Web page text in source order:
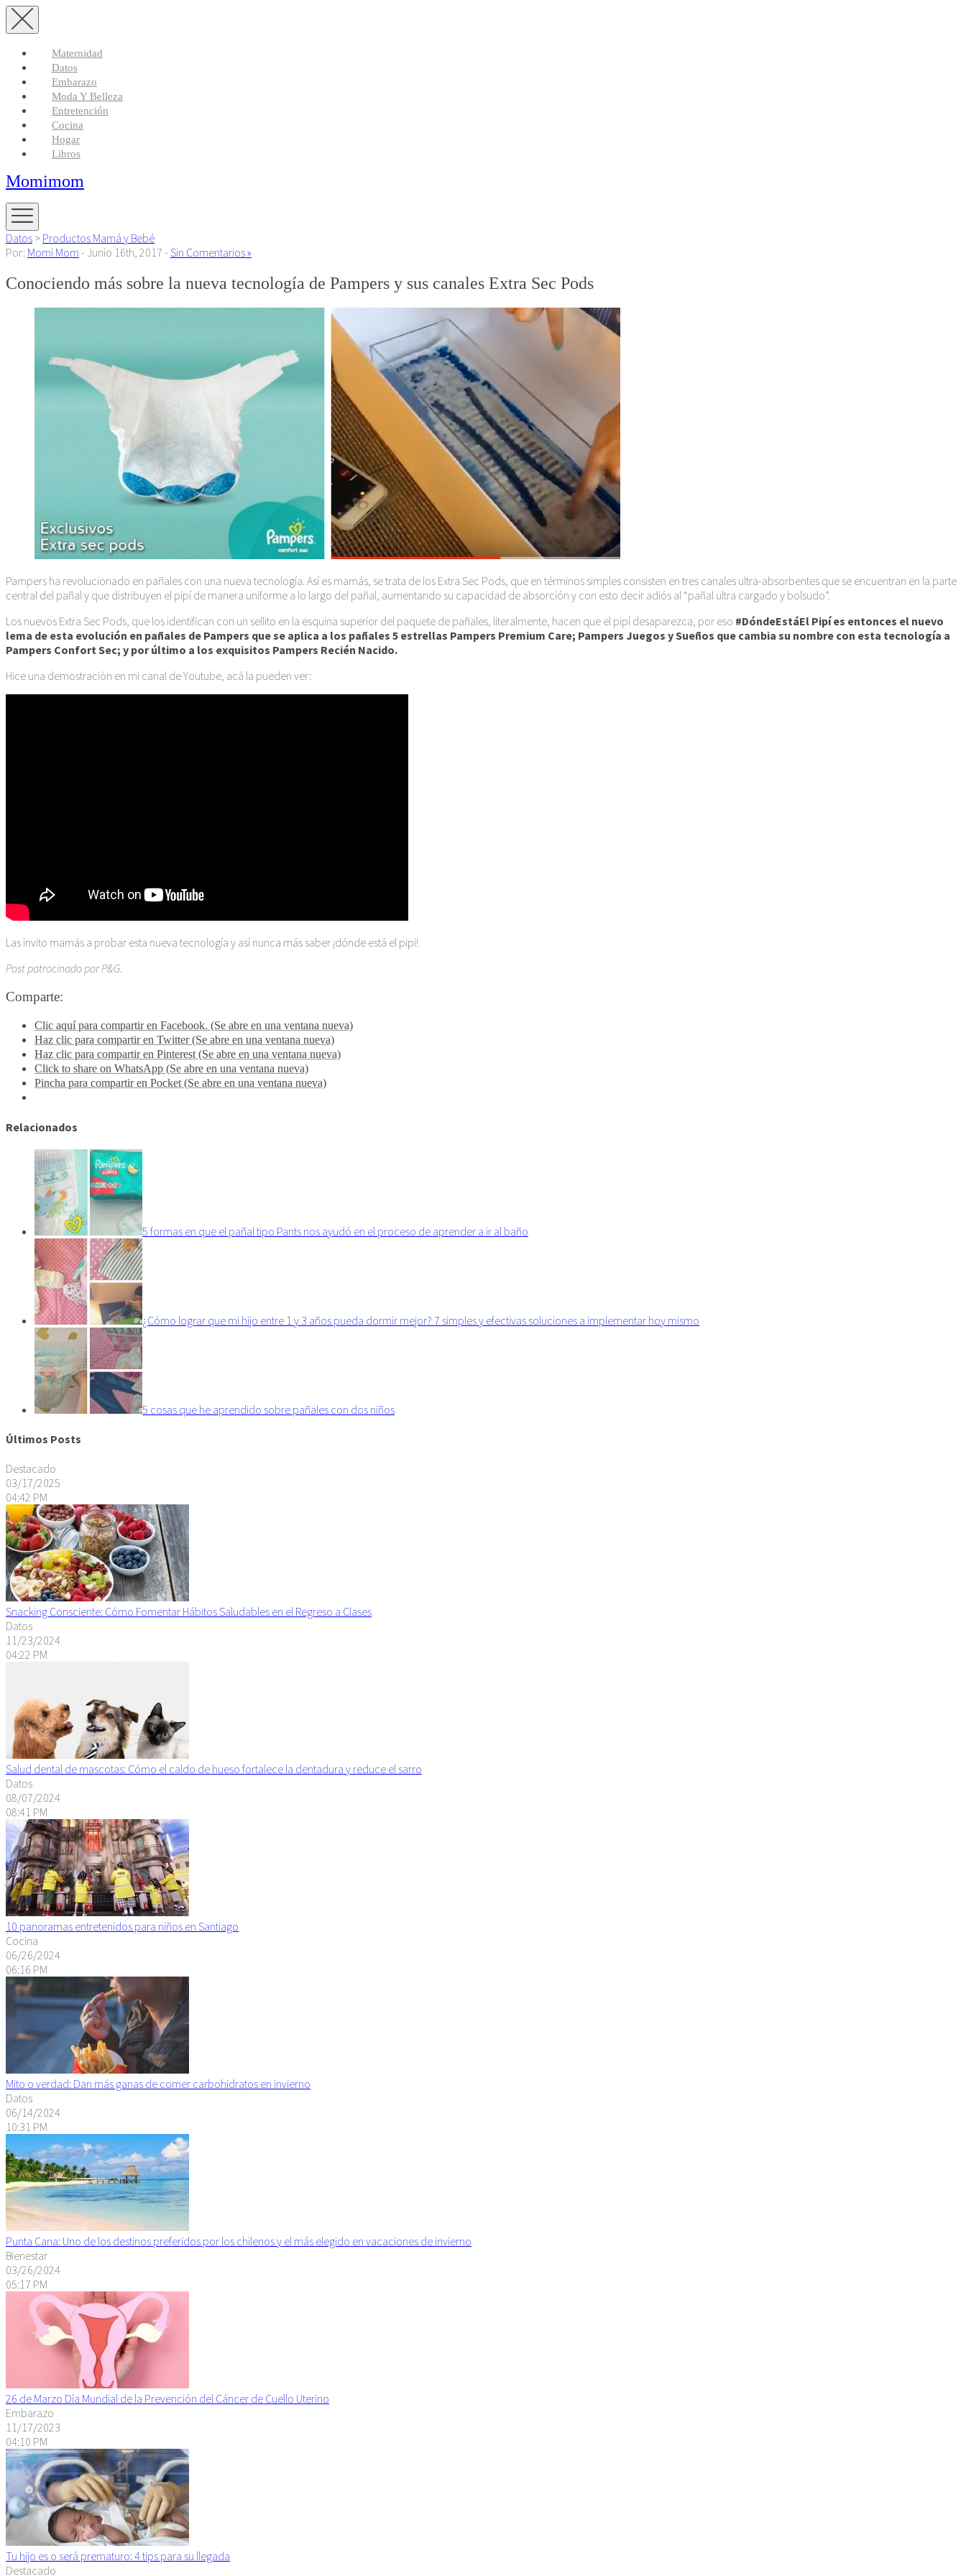
Maternidad
Datos
Embarazo
Moda Y Belleza
Entretención
Cocina
Hogar
Libros
Momimom
Datos > Productos Mamá y Bebé
Por: Momi Mom - Junio 16th, 2017 - Sin Comentarios »
Conociendo más sobre la nueva tecnología de Pampers y sus canales Extra Sec Pods
Pampers ha revolucionado en pañales con una nueva tecnología. Así es mamás, se trata de los Extra Sec Pods, que en términos simples consisten en tres canales ultra-absorbentes que se encuentran en la parte
central del pañal y que distribuyen el pipí de manera uniforme a lo largo del pañal, aumentando su capacidad de absorción y con esto decir adiós al “pañal ultra cargado y bolsudo”.
Los nuevos Extra Sec Pods, que los identifican con un sellito en la esquina superior del paquete de pañales, literalmente, hacen que el pipí desaparezca, por eso #DóndeEstáEl Pipí es entonces el nuevo
lema de esta evolución en pañales de Pampers que se aplica a los pañales 5 estrellas Pampers Premium Care; Pampers Juegos y Sueños que cambia su nombre con esta tecnología a
Pampers Confort Sec; y por último a los exquisitos Pampers Recién Nacido.
Hice una demostración en mi canal de Youtube, acá la pueden ver:
Las invito mamás a probar esta nueva tecnología y así nunca más saber ¡dónde está el pipi!
Post patrocinado por P&G.
Comparte:
Clic aquí para compartir en Facebook. (Se abre en una ventana nueva)
Haz clic para compartir en Twitter (Se abre en una ventana nueva)
Haz clic para compartir en Pinterest (Se abre en una ventana nueva)
Click to share on WhatsApp (Se abre en una ventana nueva)
Pincha para compartir en Pocket (Se abre en una ventana nueva)
Relacionados
5 formas en que el pañal tipo Pants nos ayudó en el proceso de aprender a ir al baño
¿Cómo lograr que mi hijo entre 1 y 3 años pueda dormir mejor? 7 simples y efectivas soluciones a implementar hoy mismo
5 cosas que he aprendido sobre pañales con dos niños
Últimos Posts
Destacado
03/17/2025
04:42 PM
Snacking Consciente: Cómo Fomentar Hábitos Saludables en el Regreso a Clases
Datos
11/23/2024
04:22 PM
Salud dental de mascotas: Cómo el caldo de hueso fortalece la dentadura y reduce el sarro
Datos
08/07/2024
08:41 PM
10 panoramas entretenidos para niños en Santiago
Cocina
06/26/2024
06:16 PM
Mito o verdad: Dan más ganas de comer carbohidratos en invierno
Datos
06/14/2024
10:31 PM
Punta Cana: Uno de los destinos preferidos por los chilenos y el más elegido en vacaciones de invierno
Bienestar
03/26/2024
05:17 PM
26 de Marzo Día Mundial de la Prevención del Cáncer de Cuello Uterino
Embarazo
11/17/2023
04:10 PM
Tu hijo es o será prematuro: 4 tips para su llegada
Destacado